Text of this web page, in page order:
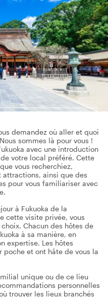
demandez où aller et quoi
sommes là pour vous !
avec une introduction
votre local préféré. Cette
vous recherchiez,
ainsi que des
pour vous familiariser avec
à Fukuoka de la
cette visite privée, vous
Chacun des hôtes de
à sa manière, en
expertise. Les hôtes
et ont hâte de vous la
unique ou de ce lieu
personnelles
trouver les lieux branchés